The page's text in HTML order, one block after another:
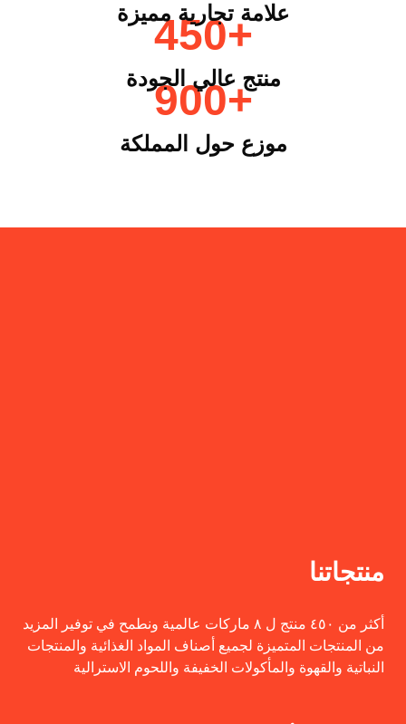
900+
450+
علامة تجارية مميزة
منتجاتنا
أكثر من ٤٥٠ منتج ل ٨ ماركات عالمية ونطمح في توفير المزيد
من المنتجات المتميزة لجميع أصناف المواد الغذائية والمنتجات
النباتية والقهوة والمأكولات الخفيفة واللحوم الاسترالية